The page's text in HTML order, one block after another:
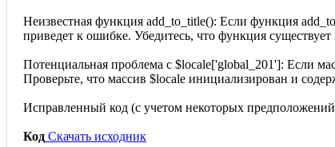
Неизвестная функция add_to_title(): Если функция
приведет к ошибке. Убедитесь, что функция
Потенциальная проблема с $locale['global_201']: Если
Проверьте, что массив $locale инициализирован и
Исправленный код (с учетом некоторых
Код Скачать исходник